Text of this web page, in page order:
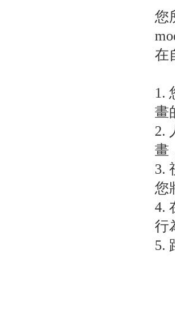
您
在
1.
畫
2.
畫
3.
您
4.
行
5.